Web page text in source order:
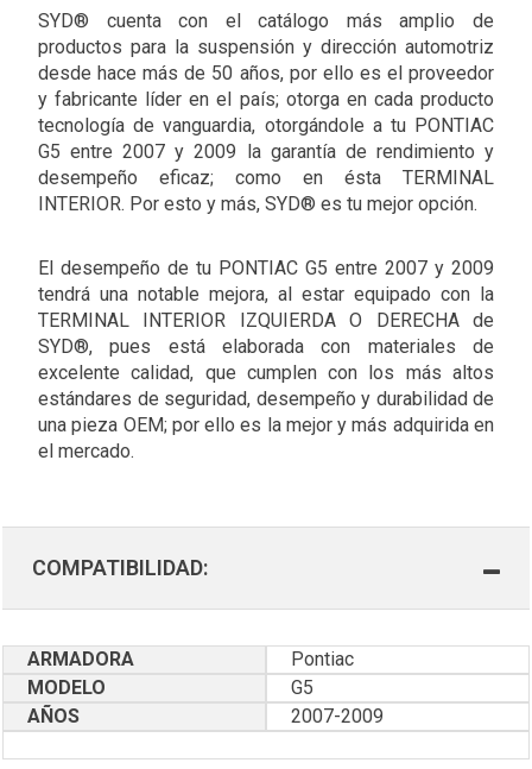
SYD® cuenta con el catálogo más amplio de
productos para la suspensión y dirección automotriz
desde hace más de 50 años, por ello es el proveedor
y fabricante líder en el país; otorga en cada producto
tecnología de vanguardia, otorgándole a tu PONTIAC
G5 entre 2007 y 2009 la garantía de rendimiento y
desempeño eficaz; como en ésta TERMINAL
INTERIOR. Por esto y más, SYD® es tu mejor opción.
El desempeño de tu PONTIAC G5 entre 2007 y 2009
tendrá una notable mejora, al estar equipado con la
TERMINAL INTERIOR IZQUIERDA O DERECHA de
SYD®, pues está elaborada con materiales de
excelente calidad, que cumplen con los más altos
estándares de seguridad, desempeño y durabilidad de
una pieza OEM; por ello es la mejor y más adquirida en
el mercado.
COMPATIBILIDAD:
ARMADORA
Pontiac
MODELO
G5
AÑOS
2007-2009